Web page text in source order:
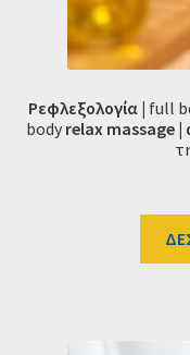
Ρεφλεξολογία | full
body relax massage |